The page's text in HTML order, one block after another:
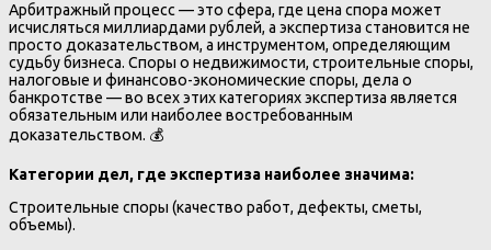
Арбитражный процесс — это сфера, где цена спора может
исчисляться миллиардами рублей, а экспертиза становится не
просто доказательством, а инструментом, определяющим
судьбу бизнеса. Споры о недвижимости, строительные споры,
налоговые и финансово-экономические споры, дела о
банкротстве — во всех этих категориях экспертиза является
обязательным или наиболее востребованным
доказательством. 💰
Категории дел, где экспертиза наиболее значима:
Строительные споры (качество работ, дефекты, сметы,
объемы).